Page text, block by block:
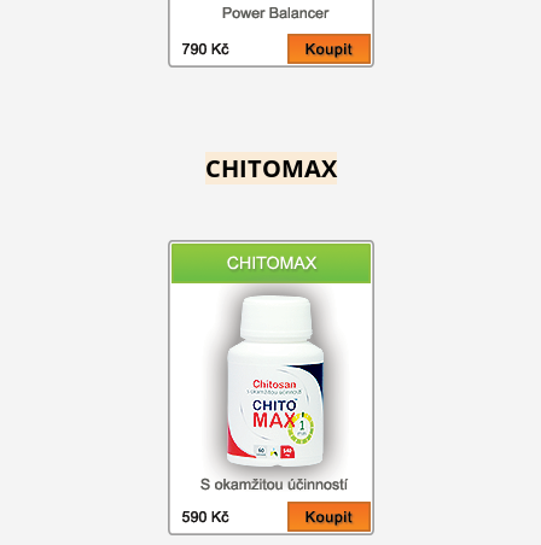
CHITOMAX